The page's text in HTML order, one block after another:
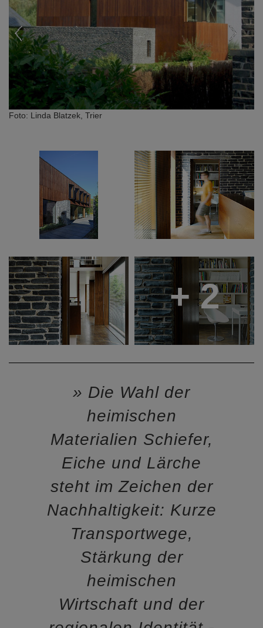
Foto: Linda Blatzek, Trier
+ 2
Die Wahl der
heimischen
Materialien Schiefer,
Eiche und Lärche
steht im Zeichen der
Nachhaltigkeit: Kurze
Transportwege,
Stärkung der
heimischen
Wirtschaft und der